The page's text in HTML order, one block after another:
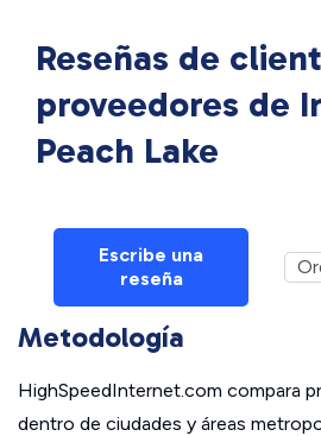
Reseñas de
proveedores de
Peach Lake
Escribe una
reseña
Metodología
HighSpeedInternet.com compara
dentro de ciudades y áreas